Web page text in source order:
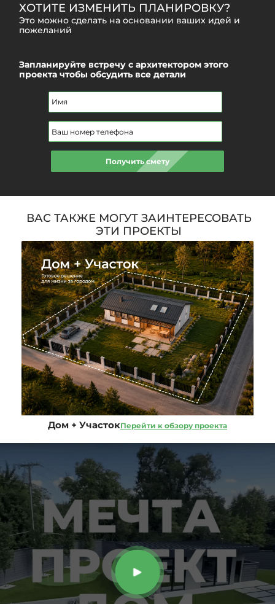
ХОТИТЕ ИЗМЕНИТЬ ПЛАНИРОВКУ?
Это можно сделать на основании ваших идей и
пожеланий
Запланируйте встречу с архитектором этого
проекта чтобы обсудить все детали
ВАС ТАКЖЕ МОГУТ ЗАИНТЕРЕСОВАТЬ
ЭТИ ПРОЕКТЫ
Дом + УчастокПерейти к обзору проекта